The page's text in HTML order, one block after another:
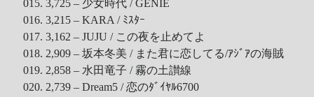
SONY PS5表示: 我們是賣路由器的。
Live Your Dream – 今、はじめよう | 17LIVE (イチナナ)
乃木坂46 『世界中の隣人よ』
AKB48 Team TP｜2020 愚人節特別企劃(官方youtube)
015. 3,725 – 少女時代 / GENIE
016. 3,215 – KARA / ﾐｽﾀｰ
017. 3,162 – JUJU / この夜を止めてよ
018. 2,909 – 坂本冬美 / また君に恋してる/ｱｼﾞｱの海賊
019. 2,858 – 水田竜子 / 霧の土讃線
020. 2,739 – Dream5 / 恋のﾀﾞｲﾔﾙ6700